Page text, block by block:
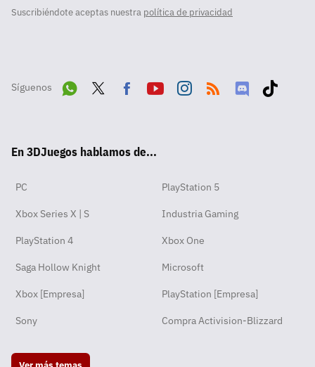
Suscribiéndote aceptas nuestra política de privacidad
Síguenos
pp
ok
En 3DJuegos hablamos de...
PC PlayStation 5
Xbox Series X | S Industria Gaming
PlayStation 4 Xbox One
Saga Hollow Knight Microsoft
Xbox [Empresa] PlayStation [Empresa]
Sony Compra Activision-Blizzard